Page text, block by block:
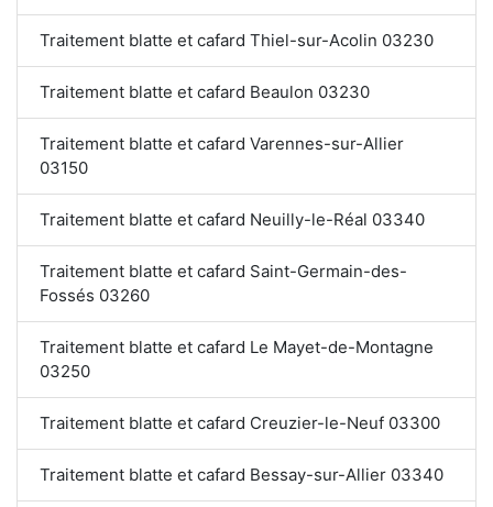
Traitement blatte et cafard Thiel-sur-Acolin 03230
Traitement blatte et cafard Beaulon 03230
Traitement blatte et cafard Varennes-sur-Allier
03150
Traitement blatte et cafard Neuilly-le-Réal 03340
Traitement blatte et cafard Saint-Germain-des-
Fossés 03260
Traitement blatte et cafard Le Mayet-de-Montagne
03250
Traitement blatte et cafard Creuzier-le-Neuf 03300
Traitement blatte et cafard Bessay-sur-Allier 03340